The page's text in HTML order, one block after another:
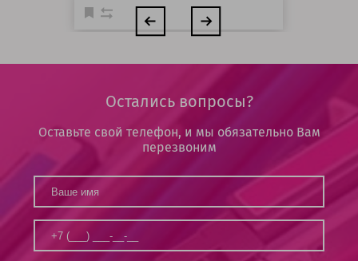
Остались вопросы?
Оставьте свой телефон, и мы обязательно Вам
перезвоним